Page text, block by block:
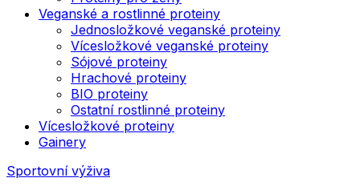
Veganské a rostlinné proteiny
Jednosložkové veganské proteiny
Vícesložkové veganské proteiny
Sójové proteiny
Hrachové proteiny
BIO proteiny
Ostatní rostlinné proteiny
Vícesložkové proteiny
Gainery
Sportovní výživa